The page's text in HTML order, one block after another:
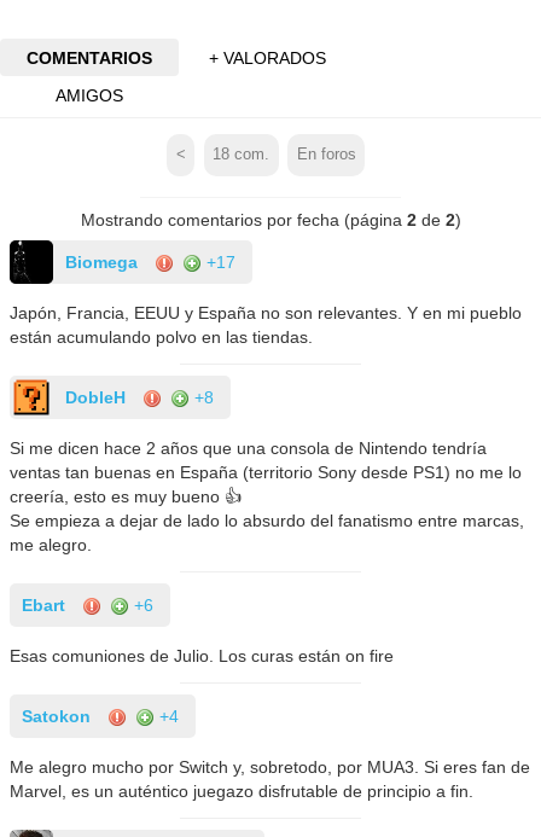
COMENTARIOS
+ VALORADOS
AMIGOS
< 18 com. En foros
Mostrando comentarios por fecha (página 2de 2)
Biomega +17
Japón, Francia, EEUU y España no son relevantes. Y en mi pueblo
están acumulando polvo en las tiendas.
DobleH +8
Si me dicen hace 2 años que una consola de Nintendo tendría
ventas tan buenas en España (territorio Sony desde PS1) no me lo
creería, esto es muy bueno 👍
Se empieza a dejar de lado lo absurdo del fanatismo entre marcas,
me alegro.
Ebart +6
Esas comuniones de Julio. Los curas están on fire
Satokon +4
Me alegro mucho por Switch y, sobretodo, por MUA3. Si eres fan de
Marvel, es un auténtico juegazo disfrutable de principio a fin.